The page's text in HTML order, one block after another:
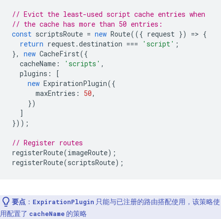
// Evict the least-used script cache entries when
// the cache has more than 50 entries:
const scriptsRoute = new Route(({ request }) => {
return request.destination === 'script' ;
},
new CacheFirst({
cacheName : 'scripts' ,
plugins :
[
new ExpirationPlugin({
maxEntries : 50,
})
]
}));
// Register routes
registerRoute(imageRoute);
registerRoute(scriptsRoute);
要点 ： ExpirationPlugin 只能与已注册的路由搭配使用，该策略使
用配置了 cacheName 的策略